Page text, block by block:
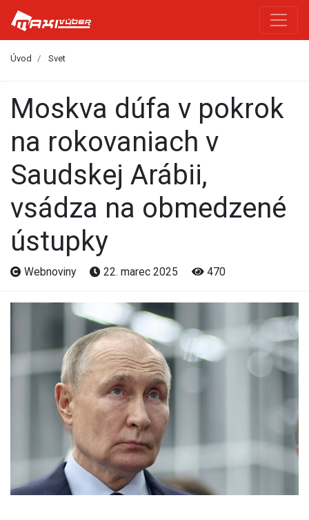
Úvod Svet
Moskva dúfa v pokrok
na rokovaniach v
Saudskej Arábii,
vsádza na obmedzené
ústupky
Webnoviny 22. marec 2025 470